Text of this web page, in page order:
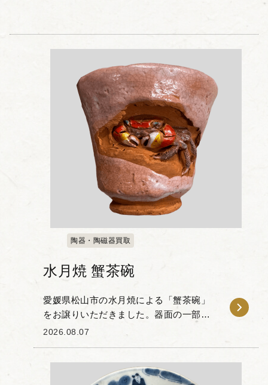
陶器・陶磁器買取
水月焼 蟹茶碗
愛媛県松山市の水月焼による「蟹茶碗」
をお譲りいただきました。器面の一部を
削り取った造形の中に、繊細な蟹の立体
知られ、甲羅の色...
2026.08.07